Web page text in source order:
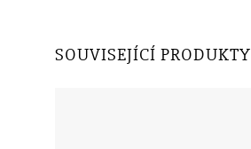
SOUVISEJÍCÍ PRODUKTY